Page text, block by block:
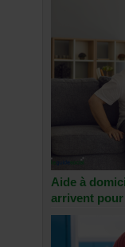
Aide à
arrivent